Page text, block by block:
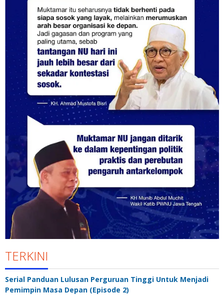
TERKINI
Serial Panduan Lulusan Perguruan Tinggi Untuk Menjadi
Pemimpin Masa Depan (Episode 2)